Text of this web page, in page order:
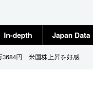
In-depth Japan Data
3684円 米国株上昇を好感